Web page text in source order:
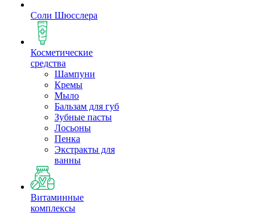
Соли Шюсслера
Косметические
средства
Шампуни
Кремы
Мыло
Бальзам для губ
Зубные пасты
Лосьоны
Пенка
Экстракты для
ванны
Витаминные
комплексы